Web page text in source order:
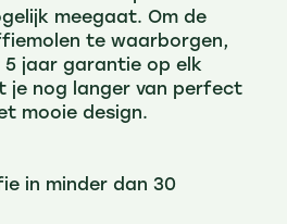
meegaat. Om de
te waarborgen,
jaar garantie op elk
je nog langer van perfect
mooie design.
in minder dan 30